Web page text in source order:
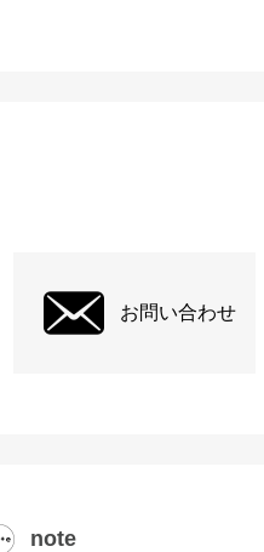
お問い合わせ
note